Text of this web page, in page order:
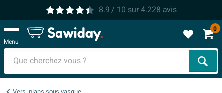
8.9 / 10 sur4.228 avis
Menu
0